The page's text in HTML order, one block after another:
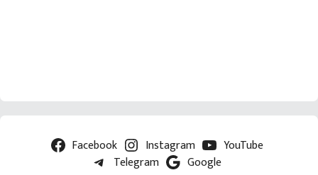
Facebook Instagram
YouTube
Telegram
Google